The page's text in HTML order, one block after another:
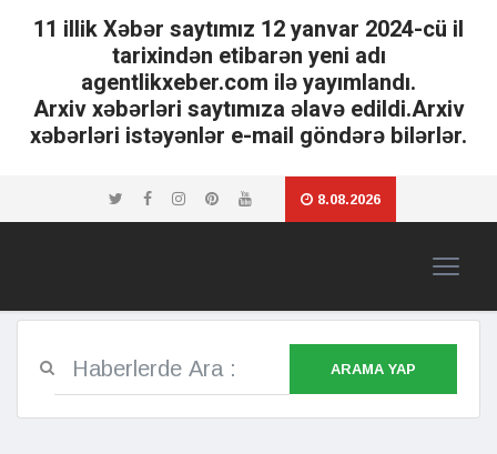
11 illik Xəbər saytımız 12 yanvar 2024-cü il
tarixindən etibarən yeni adı
agentlikxeber.com ilə yayımlandı.
Arxiv xəbərləri saytımıza əlavə edildi.Arxiv
xəbərləri istəyənlər e-mail göndərə bilərlər.
8.08.2026
ARAMA YAP